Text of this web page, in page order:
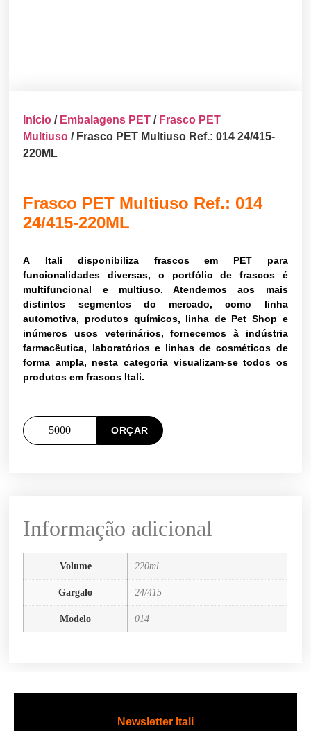
Início / Embalagens PET / Frasco PET
Multiuso / Frasco PET Multiuso Ref.: 014 24/415-
220ML
Frasco PET Multiuso Ref.: 014
24/415-220ML
A Itali disponibiliza frascos em PET para
funcionalidades diversas, o portfólio de frascos é
multifuncional e multiuso. Atendemos aos mais
distintos segmentos do mercado, como linha
automotiva, produtos químicos, linha de Pet Shop e
inúmeros usos veterinários, fornecemos à indústria
farmacêutica, laboratórios e linhas de cosméticos de
forma ampla, nesta categoria visualizam-se todos os
produtos em frascos Itali.
ORÇAR
Informação adicional
Volume 220ml
Gargalo 24/415
Modelo 014
Newsletter Itali